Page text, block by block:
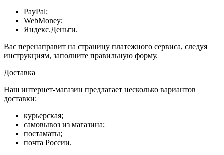
PayPal;
WebMoney;
Яндекс.Деньги.
Вас перенаправит на страницу платежного сервиса, следуя
инструкциям, заполните правильную форму.
Доставка
Наш интернет-магазин предлагает несколько вариантов
доставки:
курьерская;
самовывоз из магазина;
постаматы;
почта России.